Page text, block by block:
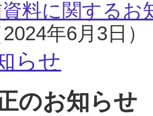
料に関するお
年6月3日）
らせ
のお知らせ